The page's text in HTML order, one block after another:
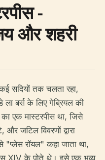
-
और शहरी
सदियों तक चलता रहा,
बर्स के लिए गेब्रियल की
एक मास्टरपीस था, जिसे
जटिल विवरणों द्वारा
"प्लेस रॉयल" कहा जाता था,